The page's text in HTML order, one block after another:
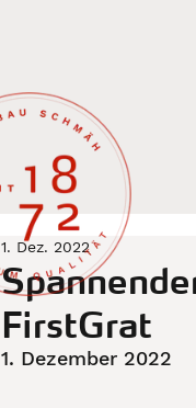
FirstGrat
1. Dez. 2022
1. Dezember 2022